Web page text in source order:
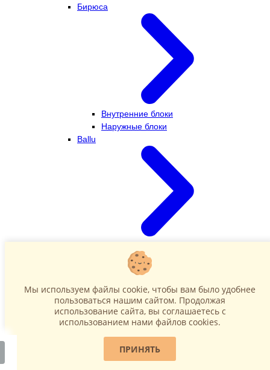
Бирюса
Внутренние блоки
Наружные блоки
Ballu
Наружные блоки
Мы используем файлы cookie, чтобы вам было удобнее
пользоваться нашим сайтом. Продолжая
использование сайта, вы соглашаетесь c
использованием нами файлов cookies.
ПРИНЯТЬ